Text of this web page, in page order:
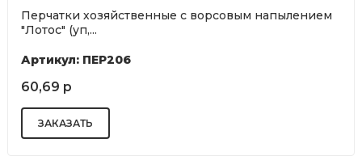
Перчатки хозяйственные с ворсовым напылением
"Лотос" (уп,...
Артикул: ПЕР206
60,69 р